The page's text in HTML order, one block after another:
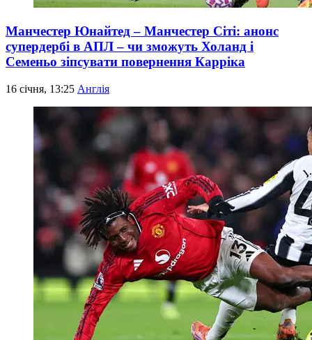
Манчестер Юнайтед – Манчестер Сіті: анонс
супердербі в АПЛ – чи зможуть Холанд і
Семеньо зіпсувати повернення Карріка
16 січня, 13:25 Англія